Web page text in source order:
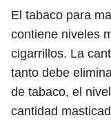
El tabaco para
contiene niveles
cigarrillos. La
tanto debe
de tabaco, el
cantidad